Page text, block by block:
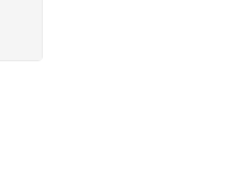
으면 내가 행복한지 알 수